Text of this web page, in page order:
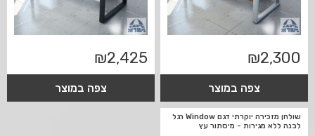
₪2,300
צפה במוצר
₪2,425
צפה במוצר
שולחן מזכירה יוקרתי דגם Window רגל
לבנה ללא מגירות - מיסתור עץ